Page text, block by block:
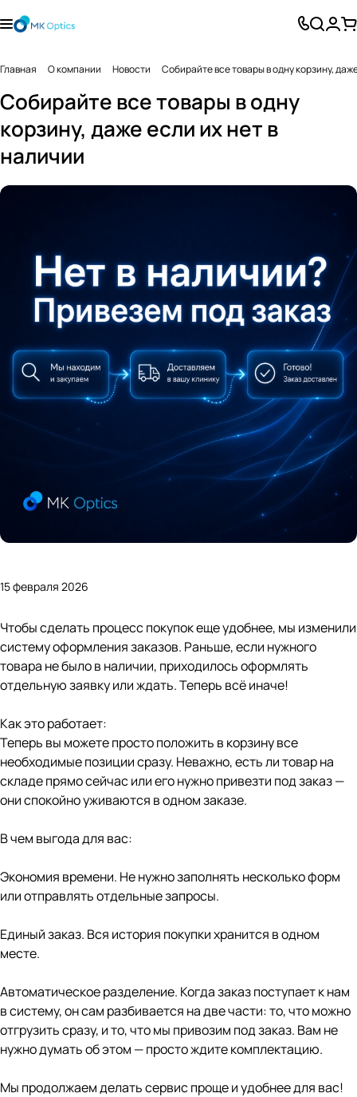
Главная О компании Новости Собирайте все товары в одну корзину,
Собирайте все товары в одну
корзину, даже если их нет в
наличии
15 февраля 2026
Чтобы сделать процесс покупок еще удобнее, мы изменили
систему оформления заказов. Раньше, если нужного
товара не было в наличии, приходилось оформлять
отдельную заявку или ждать. Теперь всё иначе!
Как это работает:
Теперь вы можете просто положить в корзину все
необходимые позиции сразу. Неважно, есть ли товар на
складе прямо сейчас или его нужно привезти под заказ —
они спокойно уживаются в одном заказе.
В чем выгода для вас:
Экономия времени. Не нужно заполнять несколько форм
или отправлять отдельные запросы.
Единый заказ. Вся история покупки хранится в одном
месте.
Автоматическое разделение. Когда заказ поступает к нам
в систему, он сам разбивается на две части: то, что можно
отгрузить сразу, и то, что мы привозим под заказ. Вам не
нужно думать об этом — просто ждите комплектацию.
Мы продолжаем делать сервис проще и удобнее для вас!